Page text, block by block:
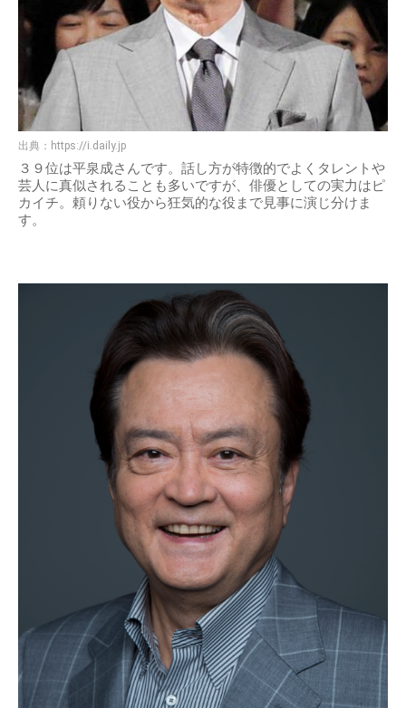
出典： https://i.daily.jp
３９位は平泉成さんです。話し方が特徴的でよくタレントや
芸人に真似されることも多いですが、俳優としての実力はピ
カイチ。頼りない役から狂気的な役まで見事に演じ分けま
す。